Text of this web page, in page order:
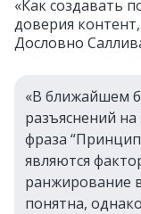
«Как создавать
доверия
Дословно
«В ближайшем
разъяснений
фраза
являются
ранжирование
понятна,